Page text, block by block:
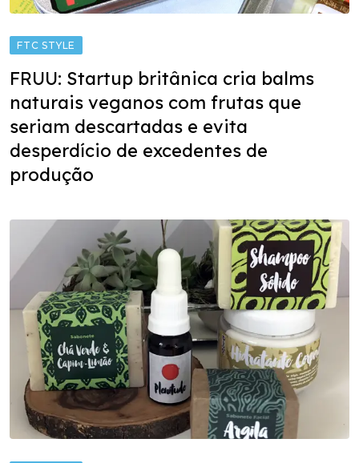
FTC STYLE
FRUU: Startup britânica cria balms
naturais veganos com frutas que
seriam descartadas e evita
desperdício de excedentes de
produção